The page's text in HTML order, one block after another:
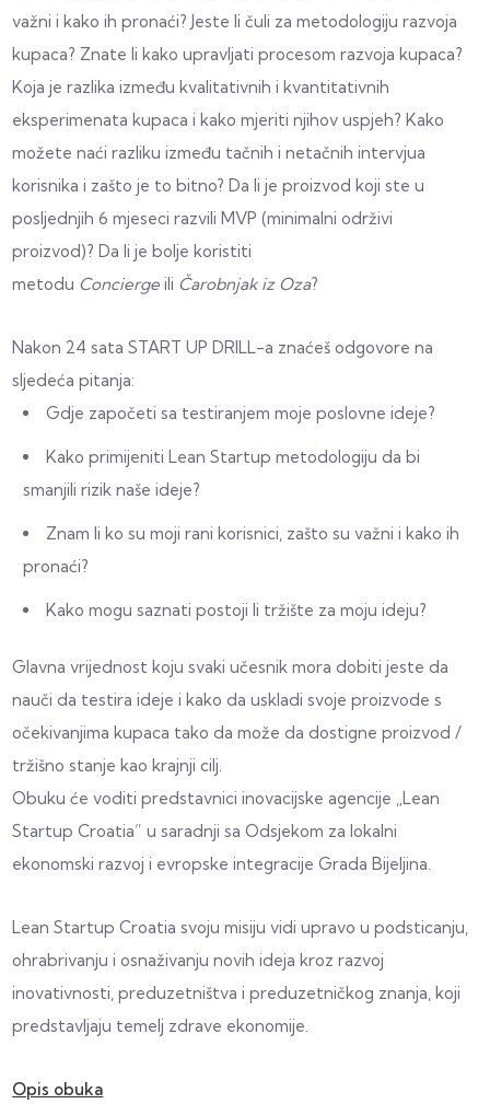
važni i kako ih pronaći? Jeste li čuli za metodologiju razvoja
kupaca? Znate li kako upravljati procesom razvoja kupaca?
Koja je razlika između kvalitativnih i kvantitativnih
eksperimenata kupaca i kako mjeriti njihov uspjeh? Kako
možete naći razliku između tačnih i netačnih intervjua
korisnika i zašto je to bitno? Da li je proizvod koji ste u
posljednjih 6 mjeseci razvili MVP (minimalni održivi
proizvod)? Da li je bolje koristiti
metodu Concierge ili Čarobnjak iz Oza?
Nakon 24 sata START UP DRILL-a znaćeš odgovore na
sljedeća pitanja:
Gdje započeti sa testiranjem moje poslovne ideje?
Kako primijeniti Lean Startup metodologiju da bi
smanjili rizik naše ideje?
Znam li ko su moji rani korisnici, zašto su važni i kako ih
pronaći?
Kako mogu saznati postoji li tržište za moju ideju?
Glavna vrijednost koju svaki učesnik mora dobiti jeste da
nauči da testira ideje i kako da uskladi svoje proizvode s
očekivanjima kupaca tako da može da dostigne proizvod /
tržišno stanje kao krajnji cilj.
Obuku će voditi predstavnici inovacijske agencije „Lean
Startup Croatia” u saradnji sa Odsjekom za lokalni
ekonomski razvoj i evropske integracije Grada Bijeljina.
Lean Startup Croatia svoju misiju vidi upravo u podsticanju,
ohrabrivanju i osnaživanju novih ideja kroz razvoj
inovativnosti, preduzetništva i preduzetničkog znanja, koji
predstavljaju temelj zdrave ekonomije.
Opis obuka